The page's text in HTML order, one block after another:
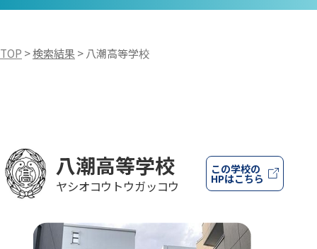
TOP >検索結果 > 八潮高等学校
八潮高等学校
ヤシオコウトウガッコウ
この学校の
HPはこちら